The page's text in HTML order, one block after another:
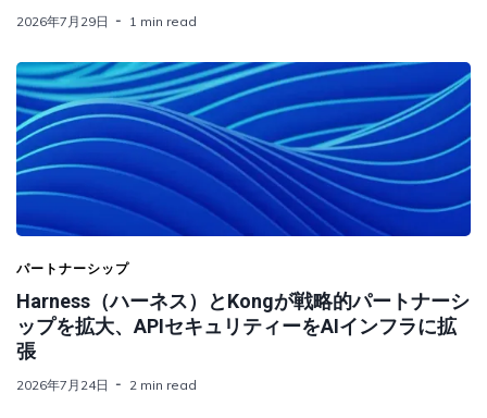
2026年7月29日 1 min read
パートナーシップ
Harness（ハーネス）とKongが戦略的パートナーシ
ップを拡大、APIセキュリティーをAIインフラに拡
張
2026年7月24日 2 min read